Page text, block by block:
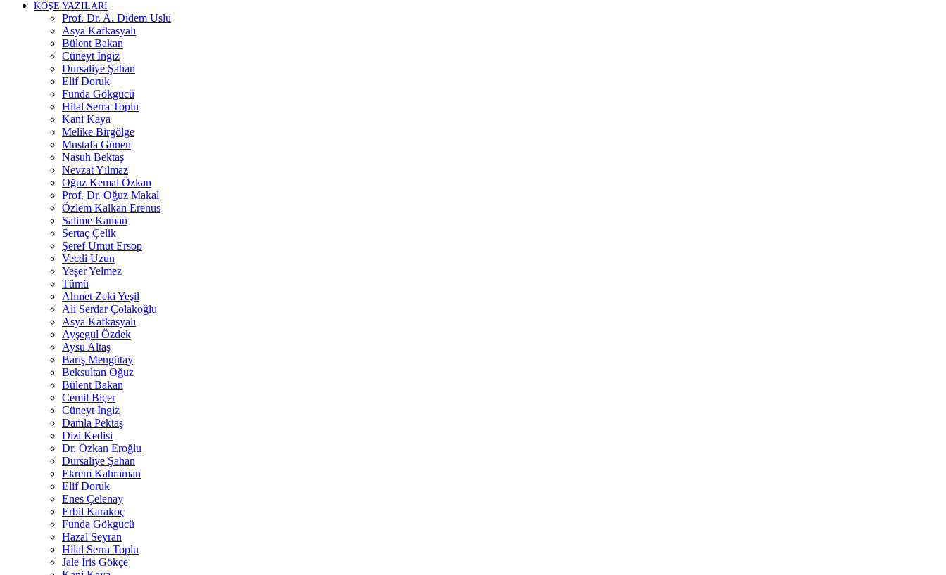
KÖŞE YAZILARI
Prof. Dr. A. Didem Uslu
Asya Kafkasyalı
Bülent Bakan
Cüneyt İngiz
Dursaliye Şahan
Elif Doruk
Funda Gökgücü
Hilal Serra Toplu
Kani Kaya
Melike Birgölge
Mustafa Günen
Nasuh Bektaş
Nevzat Yılmaz
Oğuz Kemal Özkan
Prof. Dr. Oğuz Makal
Özlem Kalkan Erenus
Salime Kaman
Sertaç Çelik
Şeref Umut Ersop
Vecdi Uzun
Yeşer Yelmez
Tümü
Ahmet Zeki Yeşil
Ali Serdar Çolakoğlu
Asya Kafkasyalı
Ayşegül Özdek
Aysu Altaş
Barış Mengütay
Beksultan Oğuz
Bülent Bakan
Cemil Biçer
Cüneyt İngiz
Damla Pektaş
Dizi Kedisi
Dr. Özkan Eroğlu
Dursaliye Şahan
Ekrem Kahraman
Elif Doruk
Enes Çelenay
Erbil Karakoç
Funda Gökgücü
Hazal Seyran
Hilal Serra Toplu
Jale İris Gökçe